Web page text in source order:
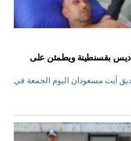
بقسنطينة ويطمئن على
آيت مسعودان اليوم الجمعة في